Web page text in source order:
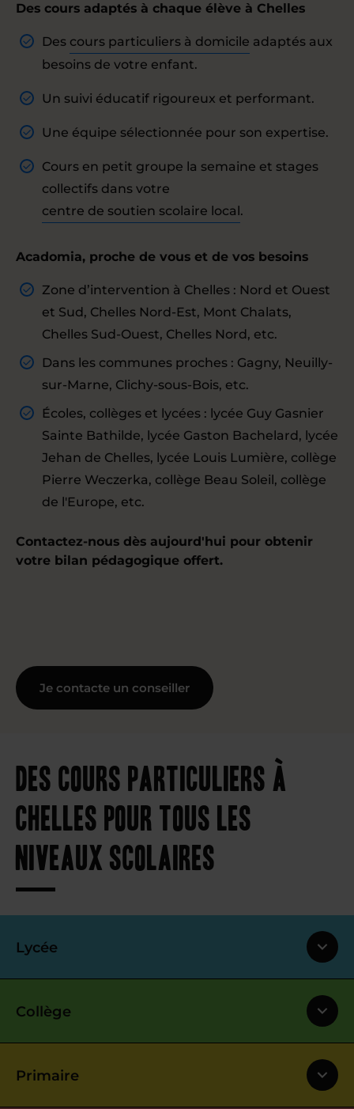
Des cours adaptés à chaque élève à Chelles
Des cours particuliers à domicile adaptés aux
besoins de votre enfant.
Un suivi éducatif rigoureux et performant.
Une équipe sélectionnée pour son expertise.
Cours en petit groupe la semaine et stages
collectifs dans votre
centre de soutien scolaire local.
Acadomia, proche de vous et de vos besoins
Zone d’intervention à Chelles : Nord et Ouest
et Sud, Chelles Nord-Est, Mont Chalats,
Chelles Sud-Ouest, Chelles Nord, etc.
Dans les communes proches : Gagny, Neuilly-
sur-Marne, Clichy-sous-Bois, etc.
Écoles, collèges et lycées : lycée Guy Gasnier
Sainte Bathilde, lycée Gaston Bachelard, lycée
Jehan de Chelles, lycée Louis Lumière, collège
Pierre Weczerka, collège Beau Soleil, collège
de l'Europe, etc.
Contactez-nous dès aujourd'hui pour obtenir
votre bilan pédagogique offert.
Je contacte un conseiller
Des cours particuliers à
Chelles pour tous les
niveaux scolaires
Lycée
Collège
Primaire